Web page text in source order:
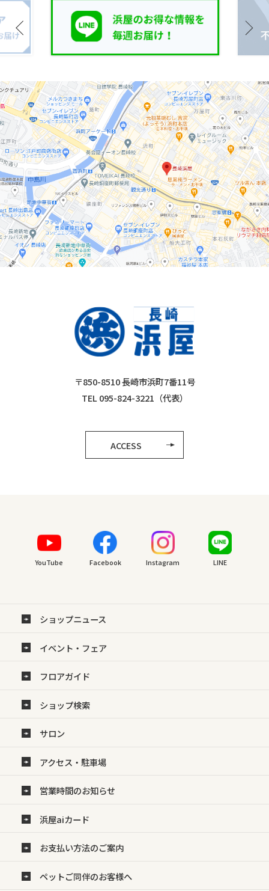
〒850-8510 長崎市浜町7番11号
TEL 095-824-3221（代表）
ACCESS
YouTube Facebook Instagram LINE
ショップニュース
イベント・フェア
フロアガイド
ショップ検索
サロン
アクセス・駐車場
営業時間のお知らせ
浜屋aiカード
お支払い方法のご案内
ペットご同伴のお客様へ